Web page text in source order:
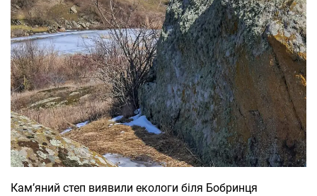
Кам’яний степ виявили екологи біля Бобринця